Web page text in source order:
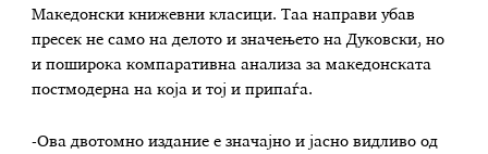
Македонски книжевни класици. Таа направи убав
пресек не само на делото и значењето на Дуковски, но
и поширока компаративна анализа за македонската
постмодерна на која и тој и припаѓа.
-Ова двотомно издание е значајно и јасно видливо од